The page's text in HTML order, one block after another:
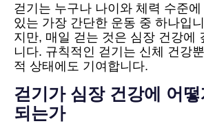
걷기는 누구나 나이와 체력 수준
있는 가장 간단한 운동 중 하나입
지만, 매일 걷는 것은 심장 건강에
니다. 규칙적인 걷기는 신체 건강
적 상태에도 기여합니다.
걷기가 심장 건강에 어떻
되는가